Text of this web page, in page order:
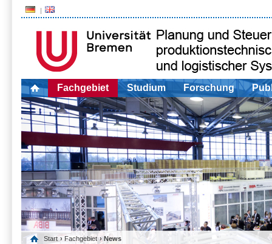
Fachgebiet Studium Forschung
Start › Fachgebiet › News